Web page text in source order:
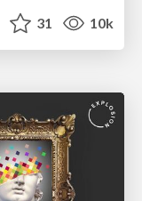
31 10k